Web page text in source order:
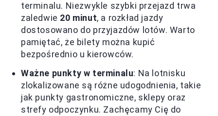
terminalu. Niezwykle szybki przejazd trwa
zaledwie 20 minut, a rozkład jazdy
dostosowano do przyjazdów lotów. Warto
pamiętać, że bilety można kupić
bezpośrednio u kierowców.
Ważne punkty w terminalu: Na lotnisku
zlokalizowane są różne udogodnienia, takie
jak punkty gastronomiczne, sklepy oraz
strefy odpoczynku. Zachęcamy Cię do